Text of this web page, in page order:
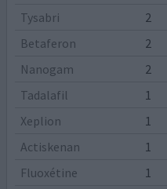
Tysabri
2
Betaferon
2
Nanogam
2
Tadalafil
1
Xeplion
1
Actiskenan
1
Fluoxétine
1